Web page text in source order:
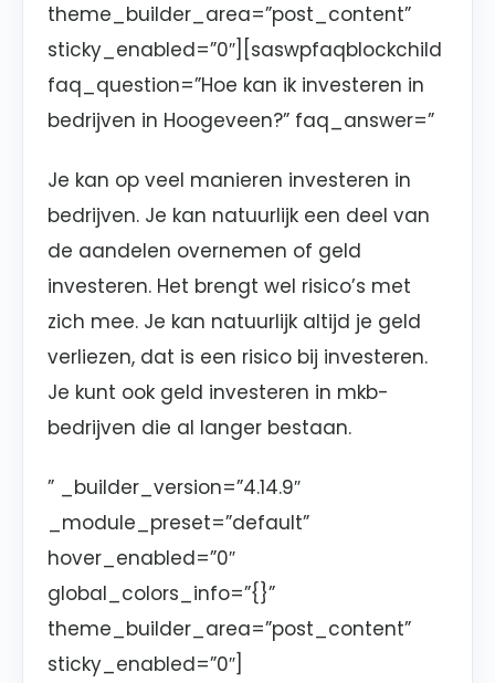
theme_builder_area=”post_content”
sticky_enabled=”0″][saswpfaqblockchild
faq_question=”Hoe kan ik investeren in
bedrijven in Hoogeveen?” faq_answer=”
Je kan op veel manieren investeren in
bedrijven. Je kan natuurlijk een deel van
de aandelen overnemen of geld
investeren. Het brengt wel risico’s met
zich mee. Je kan natuurlijk altijd je geld
verliezen, dat is een risico bij investeren.
Je kunt ook geld investeren in mkb-
bedrijven die al langer bestaan.
” _builder_version=”4.14.9″
_module_preset=”default”
hover_enabled=”0″
global_colors_info=”{}”
theme_builder_area=”post_content”
sticky_enabled=”0″]